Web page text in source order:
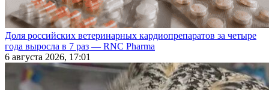
Доля российских ветеринарных кардиопрепаратов за четыре
года выросла в 7 раз — RNC Pharma
6 августа 2026, 17:01